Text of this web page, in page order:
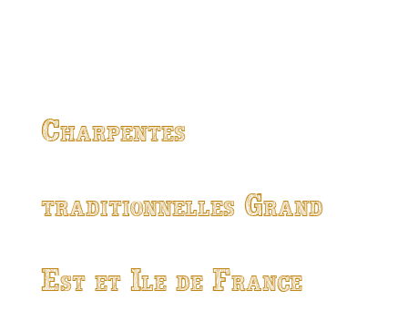
Charpentes
traditionnelles Grand
Est et Ile de France